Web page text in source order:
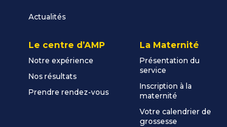
Actualités
Le centre d’AMP
Notre expérience
Nos résultats
Prendre rendez-vous
La Maternité
Présentation du
service
Inscription à la
maternité
Votre calendrier de
grossesse